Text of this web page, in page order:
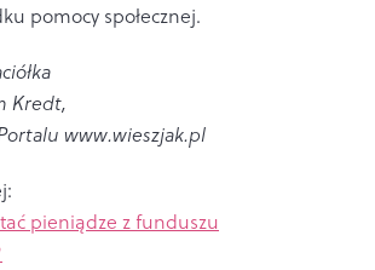
pomocy społecznej.
Kredt,
www.wieszjak.pl
pieniądze z funduszu